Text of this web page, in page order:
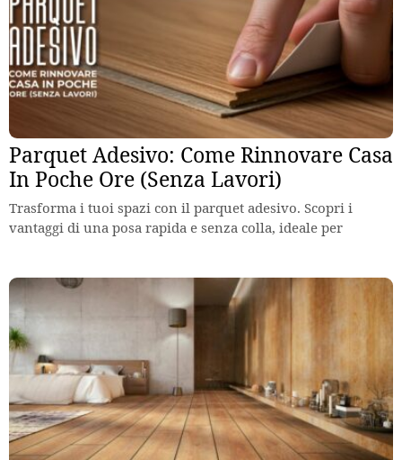
Parquet Adesivo: Come Rinnovare Casa
In Poche Ore (Senza Lavori)
Trasforma i tuoi spazi con il parquet adesivo. Scopri i
vantaggi di una posa rapida e senza colla, ideale per